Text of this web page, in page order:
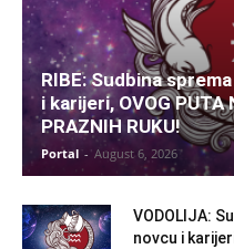
RIBE: Sudbina
i karijeri, OVOG PUTA
PRAZNIH RUKU!
Portal - August 6, 2026
VODOLIJA:
novcu i